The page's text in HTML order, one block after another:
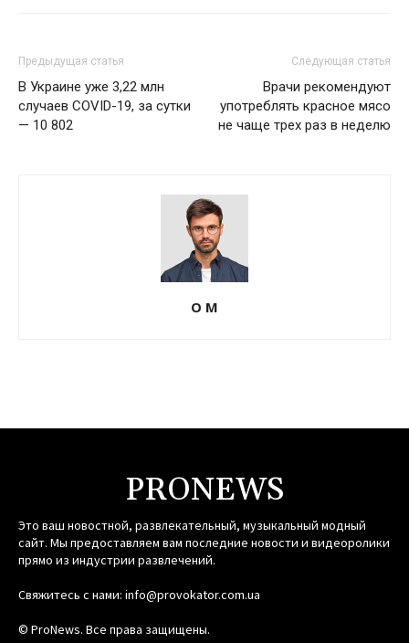
Предыдущая статья
В Украине уже 3,22 млн
случаев COVID-19, за сутки
— 10 802
Следующая статья
Врачи рекомендуют
употреблять красное мясо
не чаще трех раз в неделю
О М
PRONEWS
Это ваш новостной, развлекательный, музыкальный модный
сайт. Мы предоставляем вам последние новости и видеоролики
прямо из индустрии развлечений.
Свяжитесь с нами: info@provokator.com.ua
© ProNews. Все права защищены.